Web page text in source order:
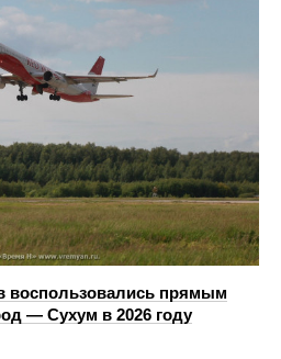
воспользовались прямым
— Сухум в 2026 году